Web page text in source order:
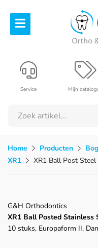
Mijn
Service
Home Producten
XR1
XR1 Ball Post
G&H Orthodontics
XR1 Ball Posted Stainless
10 stuks, Europaform II,